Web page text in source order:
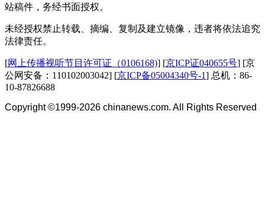
站稿件，务经书面授权。
未经授权禁止转载、摘编、复制及建立镜像，违者将依法追究
法律责任。
[网上传播视听节目许可证（0106168)] [京ICP证040655号] [京
公网安备：110102003042] [京ICP备05004340号-1] 总机：86-
10-87826688
Copyright ©1999-2026 chinanews.com. All Rights Reserved